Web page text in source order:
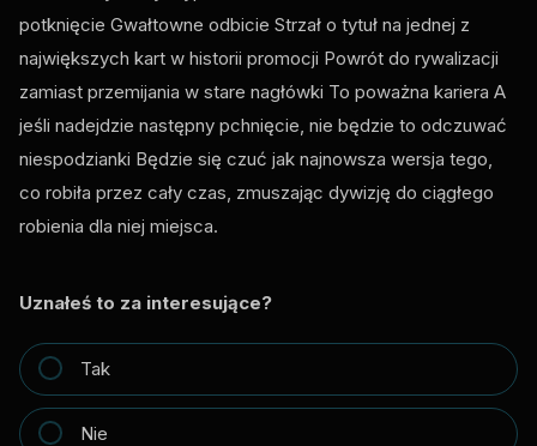
potknięcie Gwałtowne odbicie Strzał o tytuł na jednej z
największych kart w historii promocji Powrót do rywalizacji
zamiast przemijania w stare nagłówki To poważna kariera A
jeśli nadejdzie następny pchnięcie, nie będzie to odczuwać
niespodzianki Będzie się czuć jak najnowsza wersja tego,
co robiła przez cały czas, zmuszając dywizję do ciągłego
robienia dla niej miejsca.
Uznałeś to za interesujące?
Tak
Nie